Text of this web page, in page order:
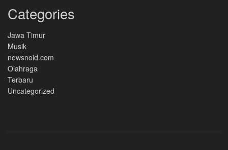
Categories
Jawa Timur
Musik
newsnoid.com
Olahraga
Terbaru
Uncategorized